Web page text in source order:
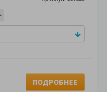
ПОДРОБНЕЕ